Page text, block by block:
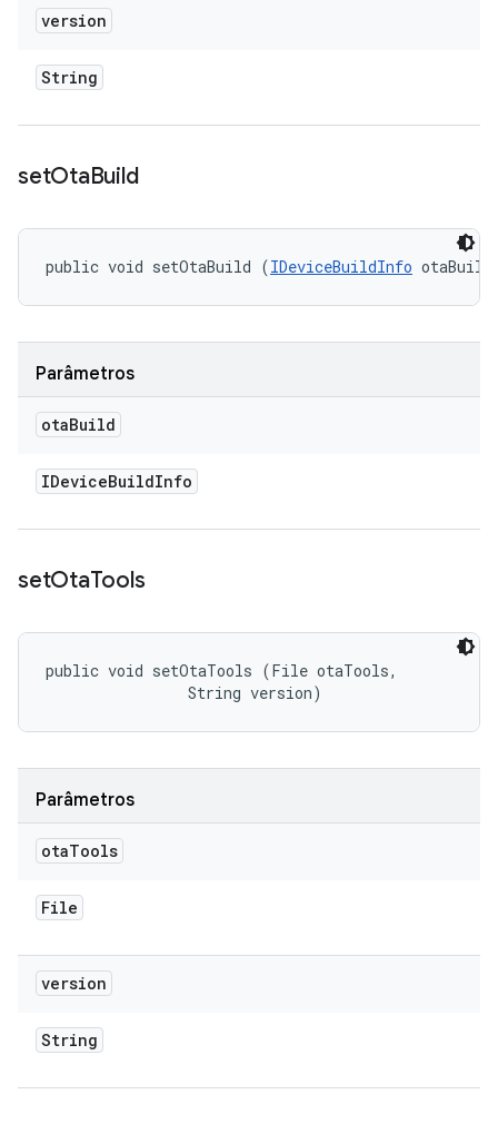
version
String
setOtaBuild
public void setOtaBuild (IDeviceBuildInfo
Parâmetros
otaBuild
IDeviceBuildInfo
setOtaTools
public void setOtaTools (File otaTools,
                String version)
Parâmetros
otaTools
File
version
String